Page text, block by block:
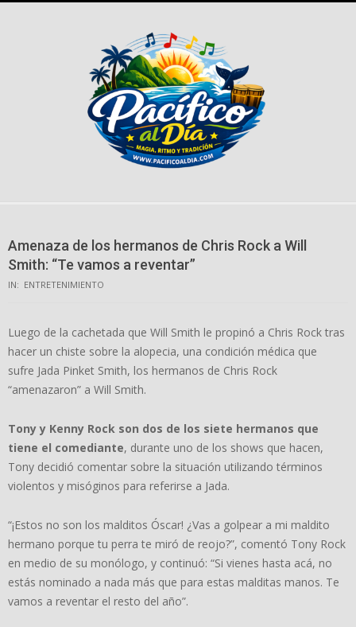
Amenaza de los hermanos de Chris Rock a Will
Smith: “Te vamos a reventar”
IN: ENTRETENIMIENTO
Luego de la cachetada que Will Smith le propinó a Chris Rock tras
hacer un chiste sobre la alopecia, una condición médica que
sufre Jada Pinket Smith, los hermanos de Chris Rock
“amenazaron” a Will Smith.
Tony y Kenny Rock son dos de los siete hermanos que
tiene el comediante, durante uno de los shows que hacen,
Tony decidió comentar sobre la situación utilizando términos
violentos y misóginos para referirse a Jada.
“¡Estos no son los malditos Óscar! ¿Vas a golpear a mi maldito
hermano porque tu perra te miró de reojo?”, comentó Tony Rock
en medio de su monólogo, y continuó: “Si vienes hasta acá, no
estás nominado a nada más que para estas malditas manos. Te
vamos a reventar el resto del año”.